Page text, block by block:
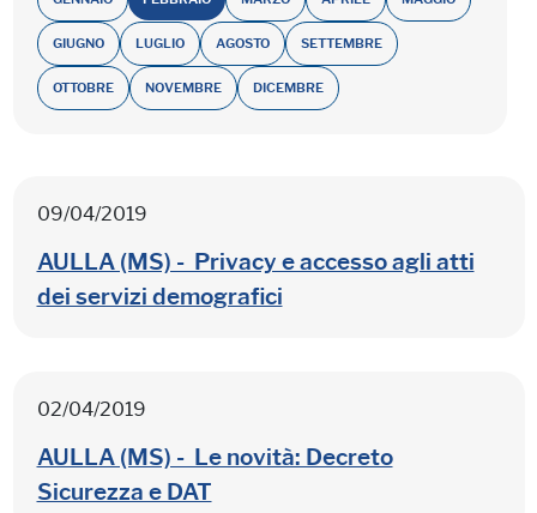
GIUGNO LUGLIO AGOSTO SETTEMBRE
OTTOBRE NOVEMBRE DICEMBRE
09/04/2019
AULLA (MS) - Privacy e accesso agli atti
dei servizi demografici
02/04/2019
AULLA (MS) - Le novità: Decreto
Sicurezza e DAT